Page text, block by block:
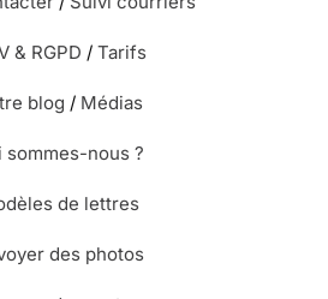
& RGPD / Tarifs
blog / Médias
sommes-nous ?
de lettres
des photos